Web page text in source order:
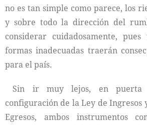
no es tan simple como parece, los
y sobre todo la dirección del
considerar cuidadosamente,
formas inadecuadas traerán
para el país.
Sin ir muy lejos, en puerta
configuración de la Ley de Ingresos
Egresos, ambos instrumentos